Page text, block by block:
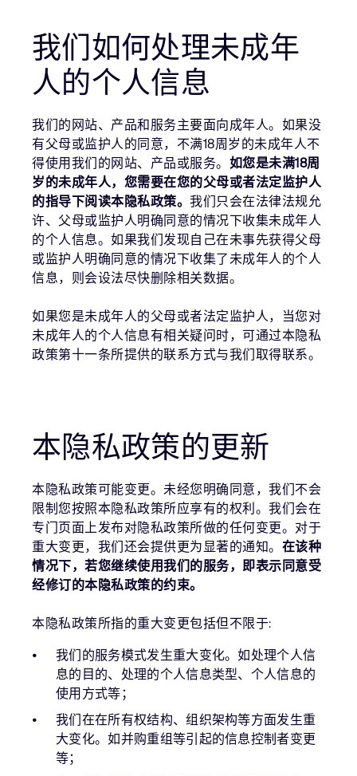
我们如何处理未成年
人的个人信息
我们的网站、产品和服务主要面向成年人。如果没
有父母或监护人的同意，不满18周岁的未成年人不
得使用我们的网站、产品或服务。 如您是未满18周
岁的未成年人，您需要在您的父母或者法定监护人
的指导下阅读本隐私政策。 我们只会在法律法规允
许、父母或监护人明确同意的情况下收集未成年人
的个人信息。如果我们发现自己在未事先获得父母
或监护人明确同意的情况下收集了未成年人的个人
信息，则会设法尽快删除相关数据。
如果您是未成年人的父母或者法定监护人，当您对
未成年人的个人信息有相关疑问时，可通过本隐私
政策第十一条所提供的联系方式与我们取得联系。
本隐私政策的更新
本隐私政策可能变更。未经您明确同意，我们不会
限制您按照本隐私政策所应享有的权利。我们会在
专门页面上发布对隐私政策所做的任何变更。对于
重大变更，我们还会提供更为显著的通知。 在该种
情况下，若您继续使用我们的服务，即表示同意受
经修订的本隐私政策的约束。
本隐私政策所指的重大变更包括但不限于:
我们的服务模式发生重大变化。如处理个人信
息的目的、处理的个人信息类型、个人信息的
使用方式等；
我们在在所有权结构、组织架构等方面发生重
大变化。如并购重组等引起的信息控制者变更
等；